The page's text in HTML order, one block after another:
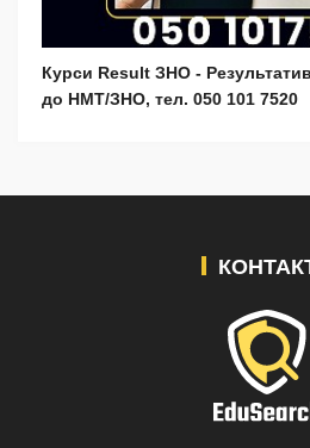
Курси Result ЗНО -
до НМТ/ЗНО, тел. 050 101 7520